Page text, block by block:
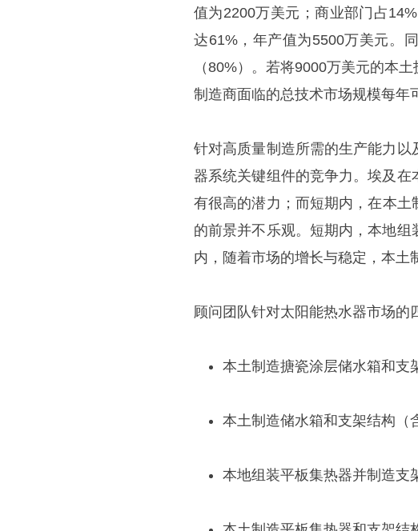
值为2200万美元；商业部门占
达61%，年产值为5500万美元。
（80%）。若将9000万美元的本
制造商面临的总技术市场规模每年
针对高质量制造所需的生产能力
器系统关键组件的竞争力。埃及
有很高的潜力；而短期内，在本土
的前景并不乐观。短期内，本地
内，随着市场的增长与稳定，本土
顾问团队针对太阳能热水器市场的
本土制造搪瓷涂层储水箱和支
本土制造储水箱和支架结构（
本地组装平板集热器并制造支